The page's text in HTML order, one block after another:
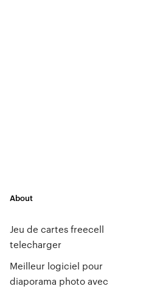
About
Jeu de cartes freecell
telecharger
Meilleur logiciel pour
diaporama photo avec